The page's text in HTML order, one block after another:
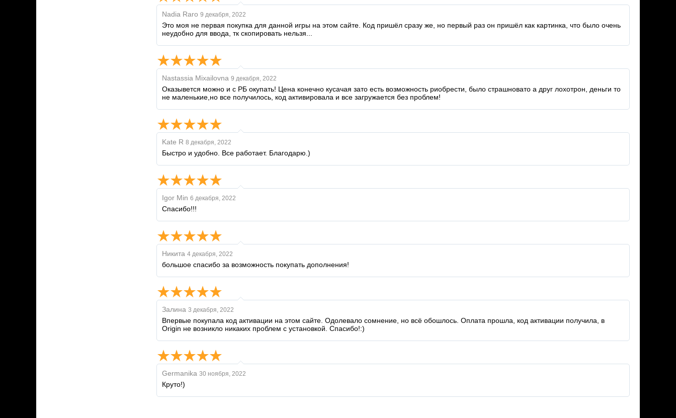
Nadia Raro 9 декабря, 2022
Это моя не первая покупка для данной игры на этом сайте. Код пришёл сразу же, но первый раз он пришёл как картинка, что было очень
неудобно для ввода, тк скопировать нельзя...
Nastassia Mixailovna 9 декабря, 2022
Оказывется можно и с РБ окупать! Цена конечно кусачая зато есть возможность риобрести, было страшновато а друг лохотрон, деньги то
не маленькие,но все получилось, код активировала и все загружается без проблем!
Kate R 8 декабря, 2022
Быстро и удобно. Все работает. Благодарю.)
Igor Min 6 декабря, 2022
Спасибо!!!
Никита 4 декабря, 2022
большое спасибо за возможность покупать дополнения!
Залина 3 декабря, 2022
Впервые покупала код активации на этом сайте. Одолевало сомнение, но всё обошлось. Оплата прошла, код активации получила, в
Origin не возникло никаких проблем с установкой. Спасибо!:)
Germanika 30 ноября, 2022
Круто!)